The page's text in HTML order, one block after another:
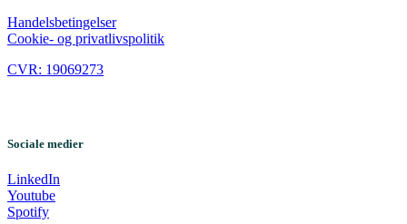
Handelsbetingelser
Cookie- og privatlivspolitik
CVR: 19069273
Sociale medier
LinkedIn
Youtube
Spotify